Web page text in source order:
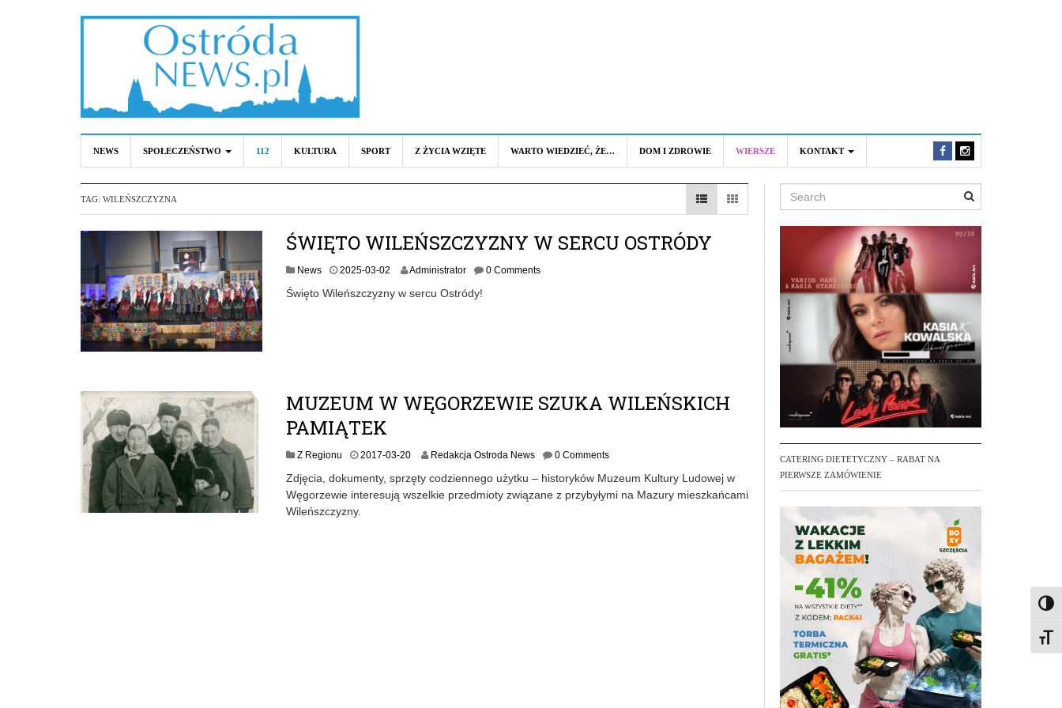
NEWS SPOŁECZEŃSTWO 112 KULTURA SPORT Z ŻYCIA WZIĘTE WARTO WIEDZIEĆ, ŻE… DOM I ZDROWIE WIERSZE KONTAKT
TAG: WILEŃSZCZYZNA
ŚWIĘTO WILEŃSZCZYZNY W SERCU OSTRÓDY
News 2025-03-02
2
2
Administrator 0 Comments
Święto Wileńszczyzny w sercu Ostródy!
MUZEUM W WĘGORZEWIE SZUKA WILEŃSKICH
PAMIĄTEK
Z Regionu 2017-03-20 Redakcja Ostroda News 0 Comments
Zdjęcia, dokumenty, sprzęty codziennego użytku – historyków Muzeum Kultury Ludowej w
Węgorzewie interesują wszelkie przedmioty związane z przybyłymi na Mazury mieszkańcami
Wileńszczyzny.
Search
CATERING DIETETYCZNY – RABAT NA
PIERWSZE ZAMÓWIENIE